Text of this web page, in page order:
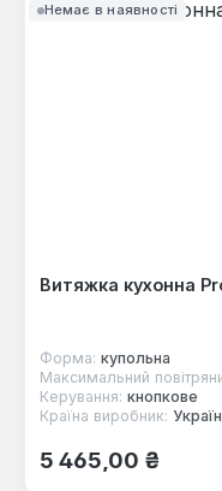
Немає в наявності
Витяжка кухонна
Форма: купольна
Максимальний
Керування: кнопкове
Країна виробник:
Звичайна ціна:
5 465,00 ₴